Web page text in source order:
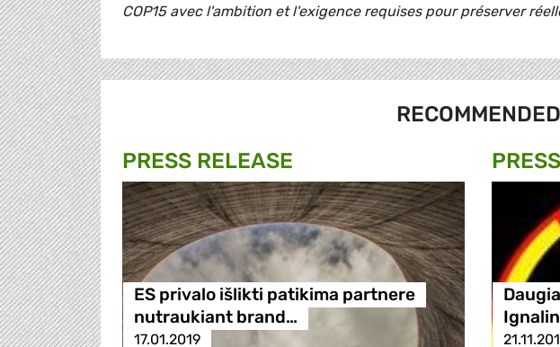
COP15 avec l'ambition et l'exigence requises pour préserver
RECOMMENDED
PRESS RELEASE
ES privalo išlikti patikima partnere
nutraukiant brand…
17.01.2019